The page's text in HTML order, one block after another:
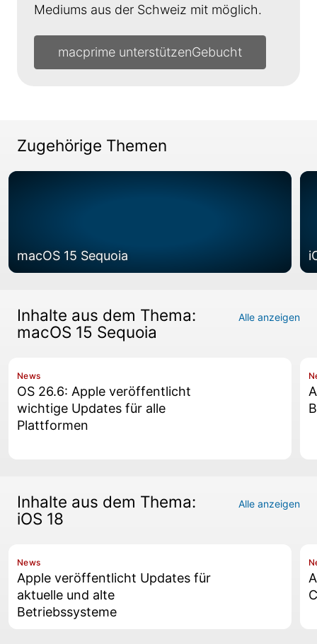
Mediums aus der Schweiz mit möglich.
macprime unterstützen
Zugehörige Themen
macOS 15 Sequoia
Inhalte aus dem Thema:
macOS 15 Sequoia
Alle anzeigen
News
OS 26.6: Apple veröffentlicht
wichtige Updates für alle
Plattformen
Inhalte aus dem Thema:
iOS 18
Alle anzeigen
News
Apple veröffentlicht Updates für
aktuelle und alte
Betriebssysteme